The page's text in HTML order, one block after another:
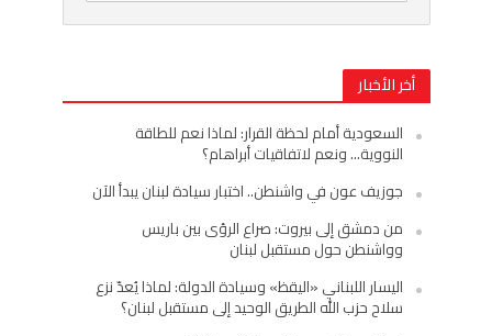
أخر الأخبار
السعودية أمام لحظة القرار: لماذا نعم للطاقة
النووية… ونعم لاتفاقيات أبراهام؟
جوزيف عون في واشنطن.. اختبار سيادة لبنان يبدأ الآن
من دمشق إلى بيروت: صراع الرؤى بين باريس
وواشنطن حول مستقبل لبنان
اليسار اللبناني «اليقظ» وسيادة الدولة: لماذا يُعدّ نزع
سلاح حزب الله الطريق الوحيد إلى مستقبل لبنان؟